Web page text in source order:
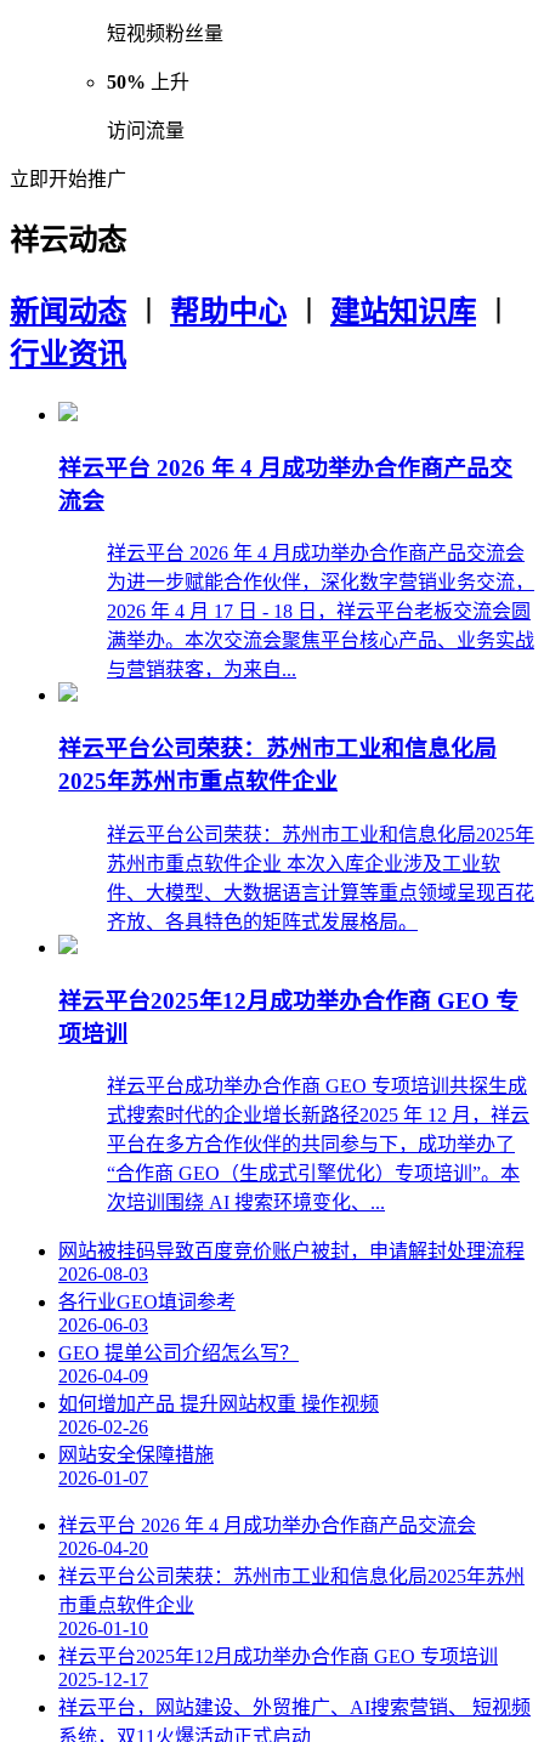
短视频粉丝量
50% 上升
访问流量
立即开始推广
祥云动态
新闻动态︱ 帮助中心︱ 建站知识库
行业资讯
祥云平台 2026 年 4 月成功举办合作商产品交
流会
祥云平台 2026 年 4 月成功举办合作商产品交流会
为进一步赋能合作伙伴，深化数字营销业务交流，
2026 年 4 月 17 日 - 18 日，祥云平台老板交流会圆
满举办。本次交流会聚焦平台核心产品、业务实战
与营销获客，为来自...
祥云平台公司荣获：苏州市工业和信息化局
2025年苏州市重点软件企业
祥云平台公司荣获：苏州市工业和信息化局2025年
苏州市重点软件企业 本次入库企业涉及工业软
件、大模型、大数据语言计算等重点领域呈现百花
齐放、各具特色的矩阵式发展格局。
祥云平台2025年12月成功举办合作商 GEO 专
项培训
祥云平台成功举办合作商 GEO 专项培训共探生成
式搜索时代的企业增长新路径2025 年 12 月，祥云
平台在多方合作伙伴的共同参与下，成功举办了
“合作商 GEO（生成式引擎优化）专项培训”。本
次培训围绕 AI 搜索环境变化、...
网站被挂码导致百度竞价账户被封，申请解封处理流程
2026-08-03
各行业GEO填词参考
2026-06-03
GEO 提单公司介绍怎么写？
2026-04-09
如何增加产品 提升网站权重 操作视频
2026-02-26
网站安全保障措施
2026-01-07
祥云平台 2026 年 4 月成功举办合作商产品交流会
2026-04-20
祥云平台公司荣获：苏州市工业和信息化局2025年苏州
市重点软件企业
2026-01-10
祥云平台2025年12月成功举办合作商 GEO 专项培训
2025-12-17
祥云平台，网站建设、外贸推广、AI搜索营销、 短视频
系统，双11火爆活动正式启动